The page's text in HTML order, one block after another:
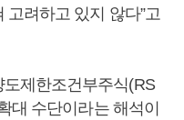
려하고 있지 않다”고
제한조건부주식(RS
대 수단이라는 해석이